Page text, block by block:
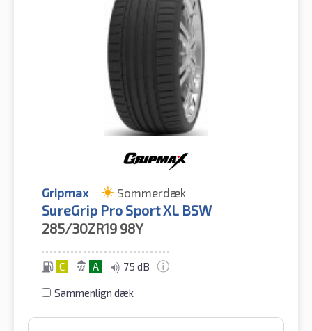
Gripmax Sommerdæk
SureGrip Pro Sport XL BSW
285/30ZR19 98Y
C A 75 dB
Sammenlign dæk